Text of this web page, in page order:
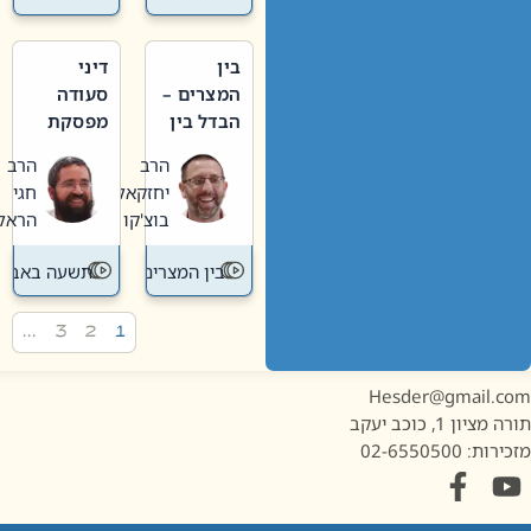
בין
המצרים –
הבדל בין
חדשה
לישנה
הרב
יחזקאל
בוצ'קו
בין המצרים
דיני
סעודה
מפסקת
תשעה
באב
הרב
חגי
הראל
תשעה באב
1, כוכב יעקב
02-6550500